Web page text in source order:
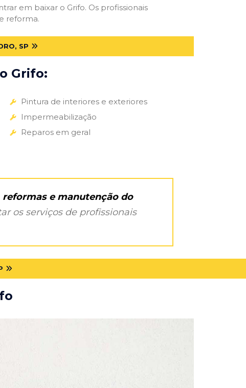
em baixar o Grifo. Os profissionais
reforma.
SP
Grifo:
Pintura de interiores e exteriores
Impermeabilização
Reparos em geral
e manutenção do
os serviços de profissionais